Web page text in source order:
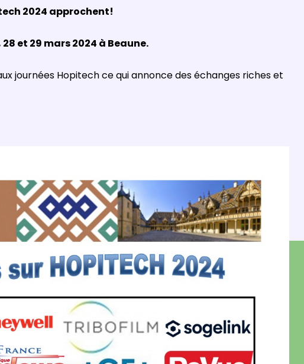
2024 approchent!
et 29 mars 2024 à Beaune.
journées Hopitech ce qui annonce des échanges riches et